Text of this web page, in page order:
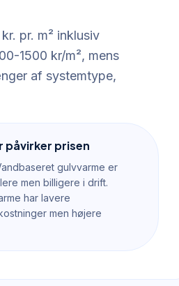
pr. m² inklusiv
1500 kr/m², mens
af systemtype,
påvirker prisen
gulvvarme er
men billigere i drift.
har lavere
men højere